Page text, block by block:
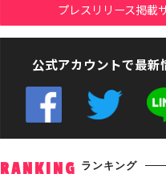
プレスリリース掲載
公式アカウントで最新
RANKING ランキング